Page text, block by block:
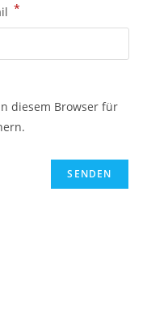
*
diesem Browser für